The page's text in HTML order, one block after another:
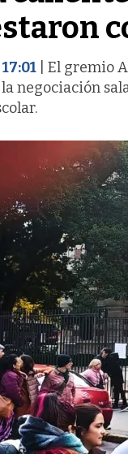
| El gremio
negociación